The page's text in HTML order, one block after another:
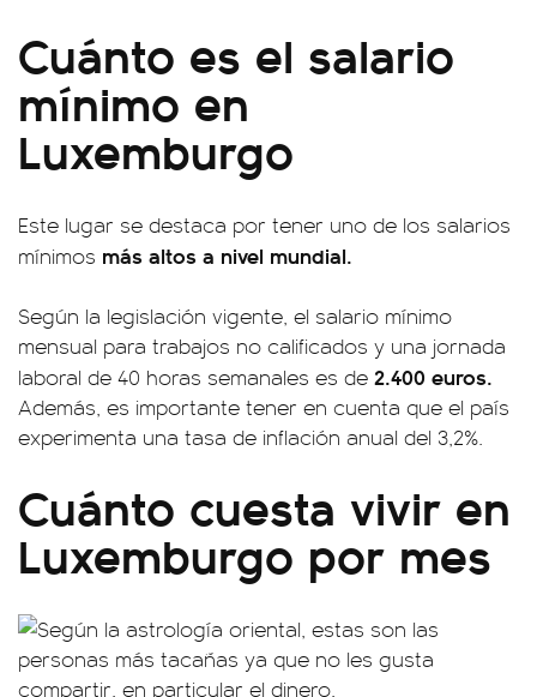
Cuánto es el salario
mínimo en
Luxemburgo
Este lugar se destaca por tener uno de los salarios
mínimos más altos a nivel mundial.
Según la legislación vigente, el salario mínimo
mensual para trabajos no calificados y una jornada
laboral de 40 horas semanales es de 2.400 euros.
Además, es importante tener en cuenta que el país
experimenta una tasa de inflación anual del 3,2%.
Cuánto cuesta vivir en
Luxemburgo por mes